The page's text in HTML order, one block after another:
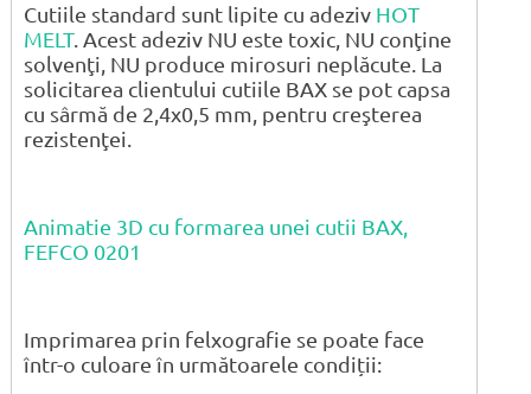
Cutiile standard sunt lipite cu adeziv HOT
MELT. Acest adeziv NU este toxic, NU conţine
solvenţi, NU produce mirosuri neplăcute. La
solicitarea clientului cutiile BAX se pot capsa
cu sârmă de 2,4x0,5 mm, pentru creşterea
rezistenţei.
Animatie 3D cu formarea unei cutii BAX,
FEFCO 0201
Imprimarea prin felxografie se poate face
într-o culoare în următoarele condiții: